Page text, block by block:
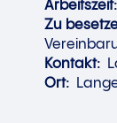
Arbeitszeit:
Zu
Kontakt:
Ort: